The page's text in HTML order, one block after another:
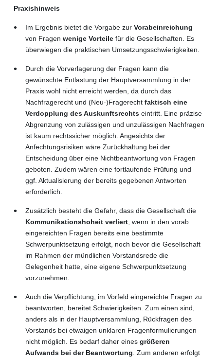
Praxishinweis
Im Ergebnis bietet die Vorgabe zur Vorabeinreichung
von Fragen wenige Vorteile für die Gesellschaften. Es
überwiegen die praktischen Umsetzungsschwierigkeiten.
Durch die Vorverlagerung der Fragen kann die
gewünschte Entlastung der Hauptversammlung in der
Praxis wohl nicht erreicht werden, da durch das
Nachfragerecht und (Neu-)Fragerecht faktisch eine
Verdopplung des Auskunftsrechts eintritt. Eine präzise
Abgrenzung von zulässigen und unzulässigen Nachfragen
ist kaum rechtssicher möglich. Angesichts der
Anfechtungsrisiken wäre Zurückhaltung bei der
Entscheidung über eine Nichtbeantwortung von Fragen
geboten. Zudem wären eine fortlaufende Prüfung und
ggf. Aktualisierung der bereits gegebenen Antworten
erforderlich.
Zusätzlich besteht die Gefahr, dass die Gesellschaft die
Kommunikationshoheit verliert , wenn in den vorab
eingereichten Fragen bereits eine bestimmte
Schwerpunktsetzung erfolgt, noch bevor die Gesellschaft
im Rahmen der mündlichen Vorstandsrede die
Gelegenheit hatte, eine eigene Schwerpunktsetzung
vorzunehmen.
Auch die Verpflichtung, im Vorfeld eingereichte Fragen zu
beantworten, bereitet Schwierigkeiten. Zum einen sind,
anders als in der Hauptversammlung, Rückfragen des
Vorstands bei etwaigen unklaren Fragenformulierungen
nicht möglich. Es bedarf daher eines größeren
Aufwands bei der Beantwortung . Zum anderen erfolgt